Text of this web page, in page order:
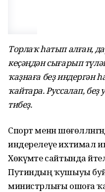
Торлаҡ һатып алған,
кеҫәңдән сығарып
ҡаҙнаға беҙ
ҡайтара. Руссалап,
тибеҙ.
Спорт менән
индерелеүе ихтимал
Хөкүмәте сайтында
Путиндың ҡушыуы
министрлығы ошоға